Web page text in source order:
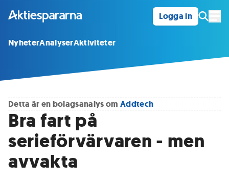
Logga in
NyheterAnalyserAktiviteter
Detta är en bolagsanalys om Addtech
Bra fart på
serieförvärvaren - men
avvakta